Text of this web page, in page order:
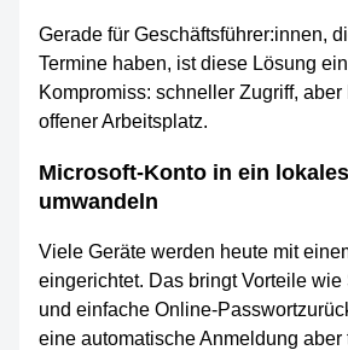
Gerade für Geschäftsführer:innen,
Termine haben, ist diese Lösung
Kompromiss: schneller Zugriff,
offener Arbeitsplatz.
Microsoft-Konto in ein
umwandeln
Viele Geräte werden heute mit
eingerichtet. Das bringt Vorteile
und einfache Online-
eine automatische Anmeldung